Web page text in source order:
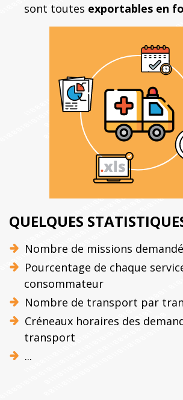
sont toutes exportables en
QUELQUES
Nombre de missions
Pourcentage de chaque
consommateur
Nombre de transport par
Créneaux horaires des
transport
...